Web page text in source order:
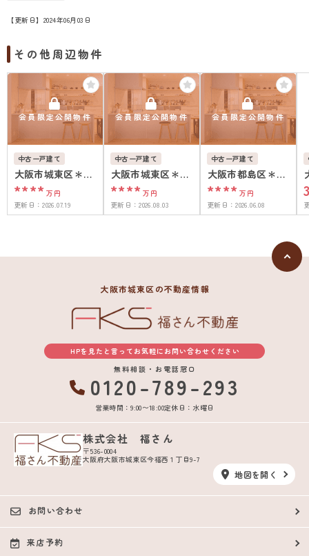
【更新日】2024年06月03日
その他周辺物件
会員限定公開物件
中古一戸建て
大阪市城東区＊＊
＊＊
**** 万円
更新日：2026.07.19
会員限定公開物件
中古一戸建て
大阪市城東区＊＊
＊＊
**** 万円
更新日：2026.08.03
会員限定公開物件
中古一戸建て
大阪市都島区＊＊
＊＊
**** 万円
更新日：2026.06.08
大阪市城東区の不動産情報
HPを見たと言ってお気軽にお問い合わせください
無料相談・お電話窓口
0120-789-293
営業時間：9:00〜18:00定休日：水曜日
株式会社 福さん
〒536-0004
大阪府大阪市城東区今福西１丁目9-7
地図を開く
お問い合わせ
来店予約